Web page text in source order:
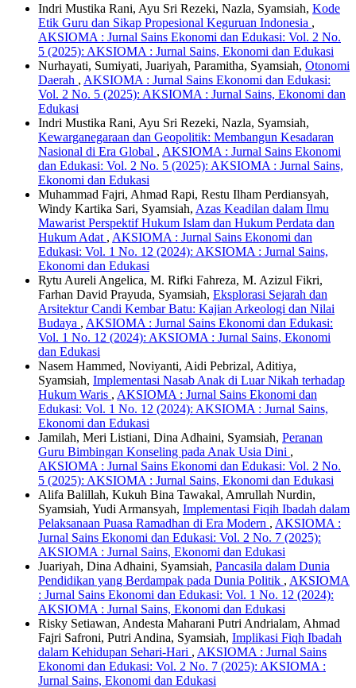
Indri Mustika Rani, Ayu Sri Rezeki, Nazla, Syamsiah, Kode
Etik Guru dan Sikap Propesional Keguruan Indonesia ,
AKSIOMA : Jurnal Sains Ekonomi dan Edukasi: Vol. 2 No.
5 (2025): AKSIOMA : Jurnal Sains, Ekonomi dan Edukasi
Nurhayati, Sumiyati, Juariyah, Paramitha, Syamsiah, Otonomi
Daerah , AKSIOMA : Jurnal Sains Ekonomi dan Edukasi:
Vol. 2 No. 5 (2025): AKSIOMA : Jurnal Sains, Ekonomi dan
Edukasi
Indri Mustika Rani, Ayu Sri Rezeki, Nazla, Syamsiah,
Kewarganegaraan dan Geopolitik: Membangun Kesadaran
Nasional di Era Global , AKSIOMA : Jurnal Sains Ekonomi
dan Edukasi: Vol. 2 No. 5 (2025): AKSIOMA : Jurnal Sains,
Ekonomi dan Edukasi
Muhammad Fajri, Ahmad Rapi, Restu Ilham Perdiansyah,
Windy Kartika Sari, Syamsiah, Azas Keadilan dalam Ilmu
Mawarist Perspektif Hukum Islam dan Hukum Perdata dan
Hukum Adat , AKSIOMA : Jurnal Sains Ekonomi dan
Edukasi: Vol. 1 No. 12 (2024): AKSIOMA : Jurnal Sains,
Ekonomi dan Edukasi
Rytu Aureli Angelica, M. Rifki Fahreza, M. Azizul Fikri,
Farhan David Prayuda, Syamsiah, Eksplorasi Sejarah dan
Arsitektur Candi Kembar Batu: Kajian Arkeologi dan Nilai
Budaya , AKSIOMA : Jurnal Sains Ekonomi dan Edukasi:
Vol. 1 No. 12 (2024): AKSIOMA : Jurnal Sains, Ekonomi
dan Edukasi
Nasem Hammed, Noviyanti, Aidi Pebrizal, Aditiya,
Syamsiah, Implementasi Nasab Anak di Luar Nikah terhadap
Hukum Waris , AKSIOMA : Jurnal Sains Ekonomi dan
Edukasi: Vol. 1 No. 12 (2024): AKSIOMA : Jurnal Sains,
Ekonomi dan Edukasi
Jamilah, Meri Listiani, Dina Adhaini, Syamsiah, Peranan
Guru Bimbingan Konseling pada Anak Usia Dini ,
AKSIOMA : Jurnal Sains Ekonomi dan Edukasi: Vol. 2 No.
5 (2025): AKSIOMA : Jurnal Sains, Ekonomi dan Edukasi
Alifa Balillah, Kukuh Bina Tawakal, Amrullah Nurdin,
Syamsiah, Yudi Armansyah, Implementasi Fiqih Ibadah dalam
Pelaksanaan Puasa Ramadhan di Era Modern , AKSIOMA :
Jurnal Sains Ekonomi dan Edukasi: Vol. 2 No. 7 (2025):
AKSIOMA : Jurnal Sains, Ekonomi dan Edukasi
Juariyah, Dina Adhaini, Syamsiah, Pancasila dalam Dunia
Pendidikan yang Berdampak pada Dunia Politik , AKSIOMA
: Jurnal Sains Ekonomi dan Edukasi: Vol. 1 No. 12 (2024):
AKSIOMA : Jurnal Sains, Ekonomi dan Edukasi
Risky Setiawan, Andesta Maharani Putri Andrialam, Ahmad
Fajri Safroni, Putri Andina, Syamsiah, Implikasi Fiqh Ibadah
dalam Kehidupan Sehari-Hari , AKSIOMA : Jurnal Sains
Ekonomi dan Edukasi: Vol. 2 No. 7 (2025): AKSIOMA :
Jurnal Sains, Ekonomi dan Edukasi